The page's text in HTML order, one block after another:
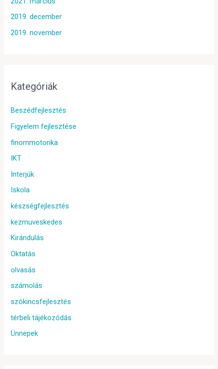
2019. december
2019. november
Kategóriák
Beszédfejlesztés
Figyelem fejlesztése
finommotorika
IKT
Interjúk
Iskola
készségfejlesztés
kezmuveskedes
Kirándulás
Oktatás
olvasás
számolás
szókincsfejlesztés
térbeli tájékozódás
Ünnepek